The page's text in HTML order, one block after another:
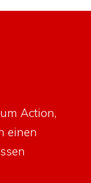
Action,
einen